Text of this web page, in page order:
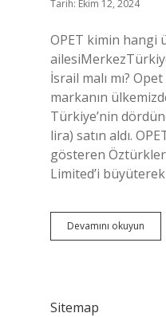
Tarih: Ekim 12, 2024
OPET kimin hangi
İsrail malı mı?
markanın
Türkiye’nin
lira) satın aldı.
gösteren
Limited’i
Devamını okuyun
Türk
Sitemap